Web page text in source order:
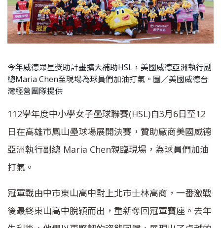
今年威德眾星獎助計畫擴大補助HSL，美國威德亞洲執行副
總Maria Chen至現場為球員們加油打氣。圖／美國威德台
灣經營團隊提供
112學年度中小學女子壘球聯賽(HSL)自3月6日至12
日在高雄市鳳山壘球場展開決賽，贊助廠商美國威德
亞洲執行副總 Maria Chen親臨現場，為球員們加油
打氣。
冠軍戰由中市東山高中對上北市士林高商，一番激戰
後最終東山高中脫穎而出，重新奪回冠軍寶座。去年